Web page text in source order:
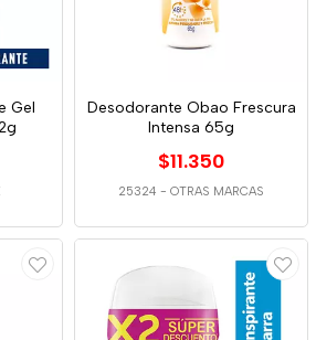
Gel
Desodorante Obao Frescura
Intensa 65g
$11.350
25324 - OTRAS MARCAS